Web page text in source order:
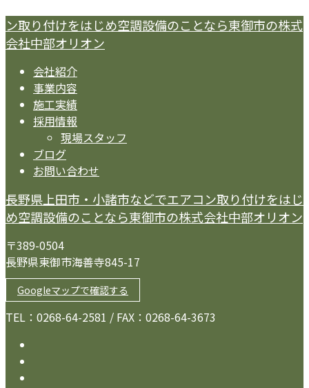
ン取り付けをはじめ空調設備のことなら東御市の株式
会社中部オリオン
会社紹介
事業内容
施工実績
採用情報
現場スタッフ
ブログ
お問い合わせ
長野県上田市・小諸市などでエアコン取り付けをはじ
め空調設備のことなら東御市の株式会社中部オリオン
〒389-0504
長野県東御市海善寺845-17
Googleマップで確認する
TEL：0268-64-2581 / FAX：0268-64-3673